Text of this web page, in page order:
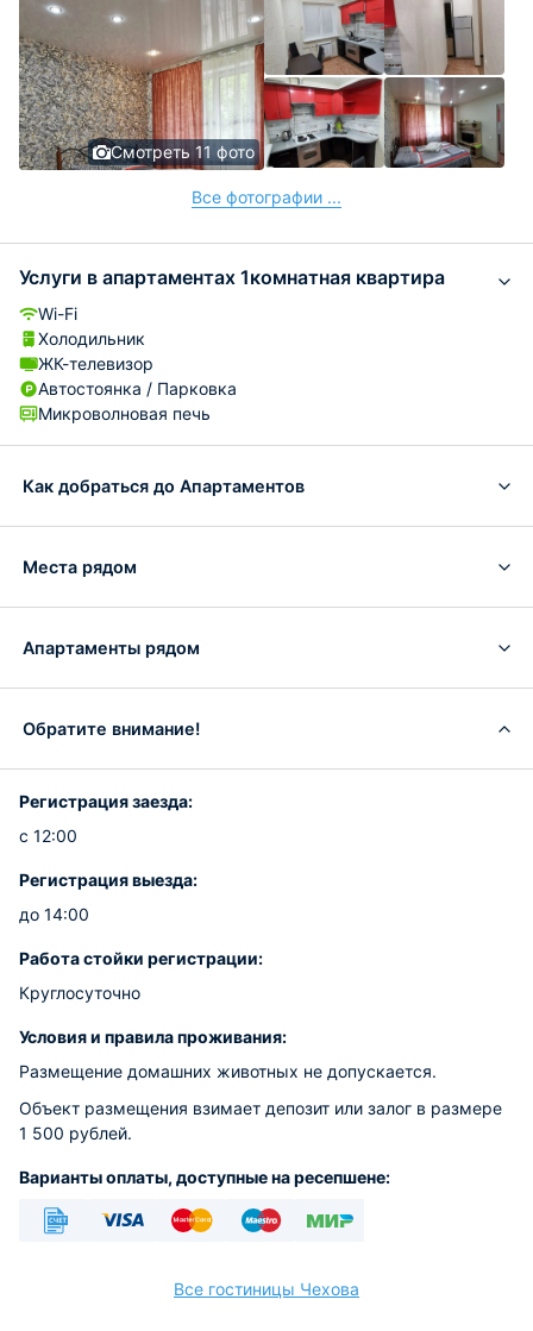
Смотреть 11 фото
Все фотографии ...
Услуги в апартаментах 1комнатная квартира
Wi-Fi
Холодильник
ЖК-телевизор
Автостоянка / Парковка
Микроволновая печь
Как добраться до Апартаментов
Места рядом
Апартаменты рядом
Обратите внимание!
Регистрация заезда:
с 12:00
Регистрация выезда:
до 14:00
Работа стойки регистрации:
Круглосуточно
Условия и правила проживания:
Размещение домашних животных не допускается.
Объект размещения взимает депозит или залог в размере
1 500 рублей.
Варианты оплаты, доступные на ресепшене:
Все гостиницы Чехова